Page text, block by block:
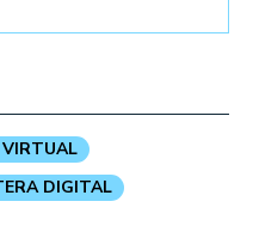
DIGITAL